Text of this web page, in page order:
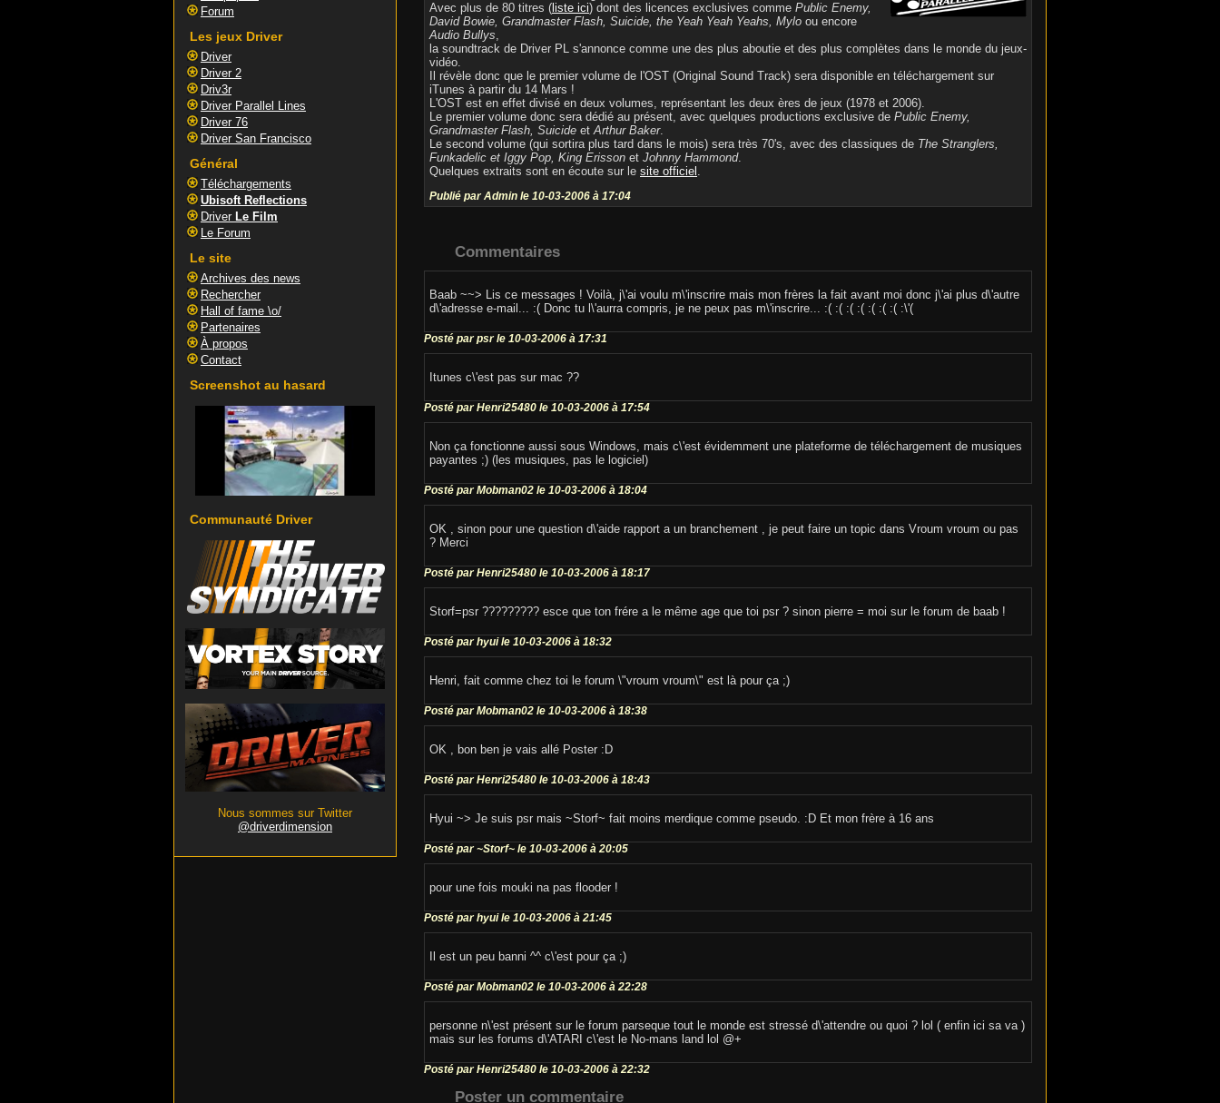
Avec plus de 80 titres ( liste ici) dont des licences exclusives comme Public Enemy,
David Bowie, Grandmaster Flash, Suicide, the Yeah Yeah Yeahs, Mylo ou encore
Audio Bullys,
la soundtrack de Driver PL s'annonce comme une des plus aboutie et des plus complètes dans le monde du jeux-
vidéo.
Il révèle donc que le premier volume de l'OST (Original Sound Track) sera disponible en téléchargement sur
iTunes à partir du 14 Mars !
L'OST est en effet divisé en deux volumes, représentant les deux ères de jeux (1978 et 2006).
Le premier volume donc sera dédié au présent, avec quelques productions exclusive de Public Enemy,
Grandmaster Flash, Suicide etArthur Baker.
Le second volume (qui sortira plus tard dans le mois) sera très 70's, avec des classiques de The Stranglers,
Funkadelic et Iggy Pop, King Erisson et Johnny Hammond.
Quelques extraits sont en écoute sur le site officiel .
Publié par Admin le 10-03-2006 à 17:04
Commentaires
Baab ~~> Lis ce messages ! Voilà, j\'ai voulu m\'inscrire mais mon frères la fait avant moi donc j\'ai plus d\'autre
d\'adresse e-mail... :( Donc tu l\'aurra compris, je ne peux pas m\'inscrire... :( :( :( :( :( :( :( :\'(
Posté par psr le 10-03-2006 à 17:31
Itunes c\'est pas sur mac ??
Posté par Henri25480 le 10-03-2006 à 17:54
Non ça fonctionne aussi sous Windows, mais c\'est évidemment une plateforme de téléchargement de musiques
payantes ;) (les musiques, pas le logiciel)
Posté par Mobman02 le 10-03-2006 à 18:04
OK , sinon pour une question d\'aide rapport a un branchement , je peut faire un topic dans Vroum vroum ou pas
? Merci
Posté par Henri25480 le 10-03-2006 à 18:17
Storf=psr ????????? esce que ton frére a le même age que toi psr ? sinon pierre = moi sur le forum de baab !
Posté par hyui le 10-03-2006 à 18:32
Henri, fait comme chez toi le forum \"vroum vroum\" est là pour ça ;)
Posté par Mobman02 le 10-03-2006 à 18:38
OK , bon ben je vais allé Poster :D
Posté par Henri25480 le 10-03-2006 à 18:43
Hyui ~> Je suis psr mais ~Storf~ fait moins merdique comme pseudo. :D Et mon frère à 16 ans
Posté par ~Storf~ le 10-03-2006 à 20:05
pour une fois mouki na pas flooder !
Posté par hyui le 10-03-2006 à 21:45
Il est un peu banni ^^ c\'est pour ça ;)
Posté par Mobman02 le 10-03-2006 à 22:28
personne n\'est présent sur le forum parseque tout le monde est stressé d\'attendre ou quoi ? lol ( enfin ici sa va )
mais sur les forums d\'ATARI c\'est le No-mans land lol @+
Posté par Henri25480 le 10-03-2006 à 22:32
Poster un commentaire
Forum
Les jeux Driver
Driver
Driver 2
Driv3r
Driver Parallel Lines
Driver 76
Driver San Francisco
Général
Téléchargements
Ubisoft Reflections
Driver Le Film
Le Forum
Le site
Archives des news
Rechercher
Hall of fame \o/
Partenaires
À propos
Contact
Screenshot au hasard
Communauté Driver
Nous sommes sur Twitter
@driverdimension